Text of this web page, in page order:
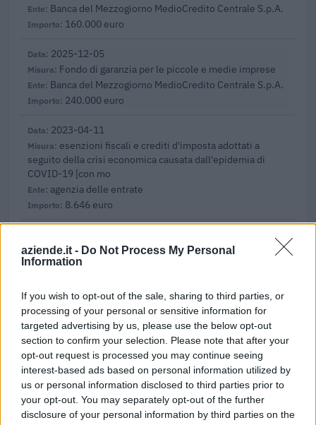
aziende.it - Do Not Process My Personal
Information
If you wish to opt-out of the sale, sharing to third parties, or
processing of your personal or sensitive information for
targeted advertising by us, please use the below opt-out
section to confirm your selection. Please note that after your
opt-out request is processed you may continue seeing
interest-based ads based on personal information utilized by
us or personal information disclosed to third parties prior to
your opt-out. You may separately opt-out of the further
disclosure of your personal information by third parties on the
Banca del Mezzogiorno MedioCredito Centrale S.p.A.
160.000 euro
2025-12-05
Fondo di garanzia per le piccole e medie imprese
Banca del Mezzogiorno MedioCredito Centrale S.p.A.
240.000 euro
2023-04-11
esenzioni fiscali e crediti d'imposta adottati a
seguito della crisi economica causata dall'epidemia di
COVID-19 [con mo
agenzia delle entrate
8.646 euro
Esonero dal versamento dei contributi previdenziali
per aziende che non richiedono trattamenti di cassa
inps
270 euro
2021-12-15
esenzioni fiscali e crediti d'imposta adottati a
seguito della crisi economica causata dall'epidemia di
COVID-19 [con mo
agenzia delle entrate
29.831 euro